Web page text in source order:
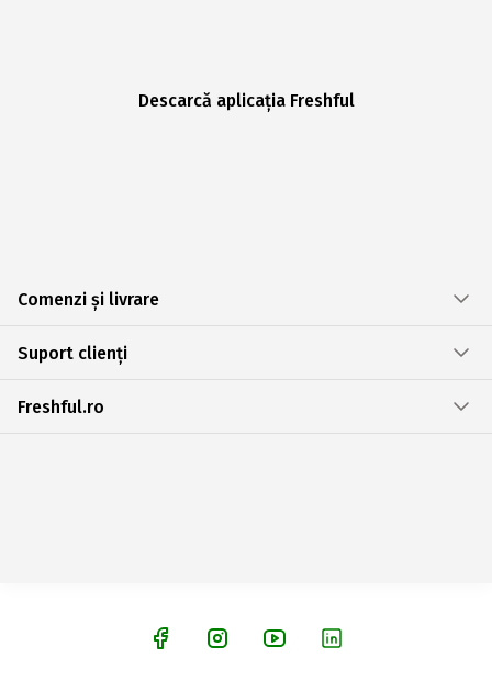
Descarcă aplicația Freshful
Comenzi și livrare
Suport clienți
Freshful.ro